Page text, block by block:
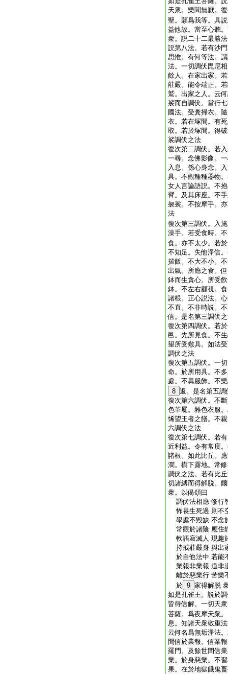
天衆。樂聞無厭。
聖。願爲我等。具
益他故。當至心聽
衆。説二十二最勝
説第八法。若有沙
思惟。有何等法。
法。一切調伏毘尼
餘人。在家出家。
莊嚴。能令端正。
鷲。出家之人。云
裟而自調伏。當行
國法。受糞掃衣。
衣。若在塚間。有
取。若於塚間。得
裟調伏之法
復次第二調伏。若
一尋。念佛影像。
入息。係心身念。
具。不觀種種器物
女人言論語説。不
臂。及其床座。不
袈裟。不按摩手。
法
復次第三調伏。入
澡手。若受食時。
食。亦不太少。若
不知足。失他淨信
揣飯。不大不小。
出氣。所應之食。
鉢而生貪心。所受
鉢。不左右顧視。
諸根。正心説法。
不直。不非時説。
信。是名第三調伏
復次第四調伏。若
邑。先所見食。不
望所受敷具。如法
調伏之法
復次第五調伏。一
命。於所用具。不
處。不異服飾。不
8 返。是名第五調
復次第六調伏。不
色革屣。雜色衣服
悕望王者之饍。不
六調伏之法
復次第七調伏。若
近利益。令有常度
諸根。如此比丘。
澗。樹下露地。常
調伏之法。若有比
切諸縛而得解脱。
衆。以偈頌曰
調伏法相應 修行
怖畏生死過 則不
學處不毀缺 不念
常觀於諸陰 應住
軟語寂滅人 現趣
持戒莊嚴身 與出
於自他法中 若能
業報非業報 道非
離於惡業行 苦樂
於 9 家得解脱
如是孔雀王。説於
皆得信解。一切天
菩薩。爲夜摩天衆
息。知諸天衆敬重
云何名爲無垢淨法
間信於業報。信業
羅門。及餘世間信
業。於身惡業。不
果。在於地獄餓鬼